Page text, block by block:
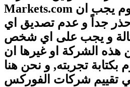
Markets.com نصابة فعلاً و اليوم يجب ان
حذر جداً و عدم تصديق اي
و يجب على اي شخص
الشركة او غيرها ان
بكتابة تجربته, و نحن هنا